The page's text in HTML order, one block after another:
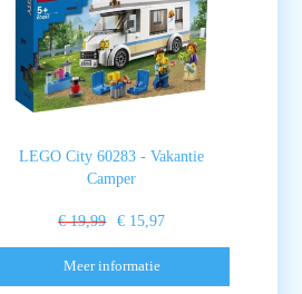
LEGO City 60283 - Vakantie
Camper
€ 19,99 € 15,97
Meer informatie